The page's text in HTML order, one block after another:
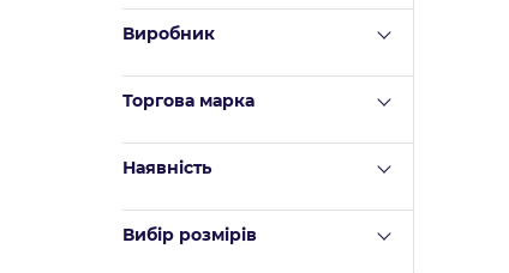
Виробник
Торгова марка
Наявність
Вибір розмірів